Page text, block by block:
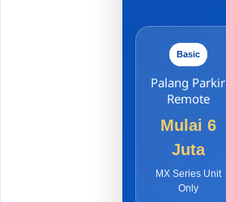
Basic
Palang Parkir
Remote
Mulai 6
Juta
MX Series Unit
Only